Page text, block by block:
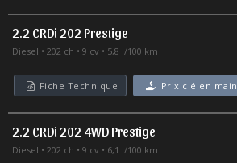
2.2 CRDi 202 Prestige
Diesel 202 ch 9 cv 5,8 l/100 km
Fiche Technique Prix clé en main
2.2 CRDi 202 4WD Prestige
Diesel 202 ch 9 cv 6,1 l/100 km